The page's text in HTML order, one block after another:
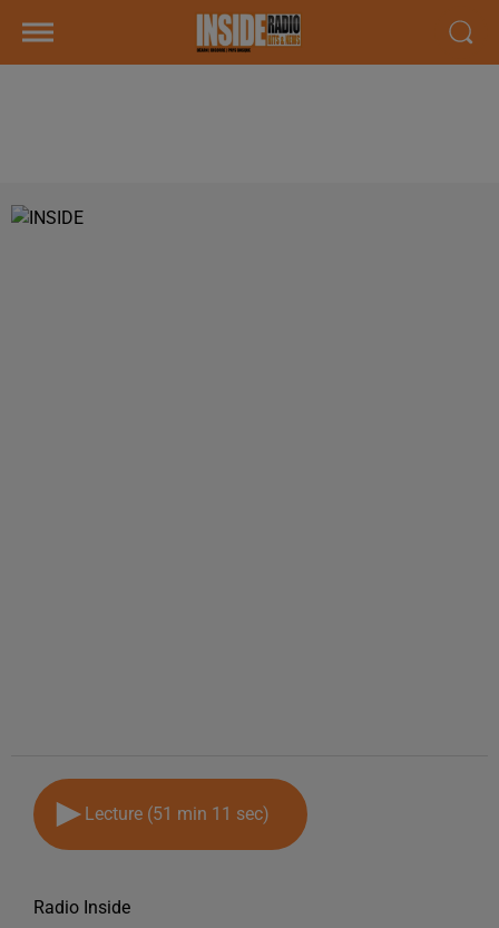
Lecture (51 min 11 sec)
Radio Inside